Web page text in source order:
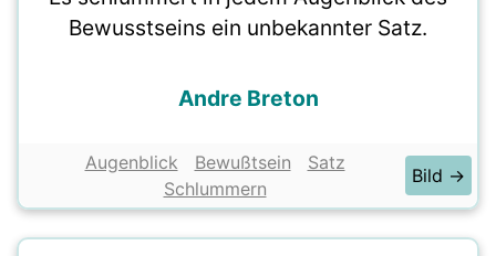
Bewusstseins ein unbekannter Satz.
Andre Breton
Augenblick Bewußtsein
Satz
Schlummern
Bild →